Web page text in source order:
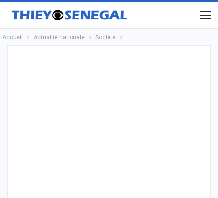
Accueil Actualité nationale Société